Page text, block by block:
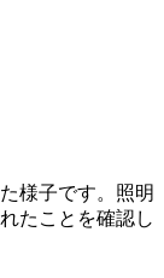
様子です。照明
たことを確認し